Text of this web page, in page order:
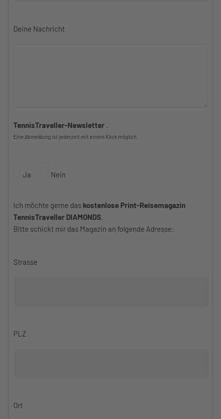
Deine Nachricht
TennisTraveller-Newsletter .
Eine Abmeldung ist jederzeit mit einem Klick möglich.
Ja Nein
Ich möchte gerne das kostenlose Print-Reisemagazin
TennisTraveller DIAMONDS.
Bitte schickt mir das Magazin an folgende Adresse:
Strasse
PLZ
Ort